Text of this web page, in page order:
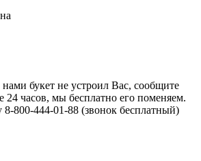
букет не устроил Вас, сообщите
24 часов, мы бесплатно его поменяем.
800-444-01-88 (звонок бесплатный)